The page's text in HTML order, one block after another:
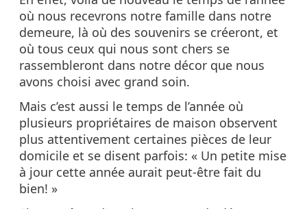
où nous recevrons notre famille dans notre
demeure, là où des souvenirs se créeront, et
où tous ceux qui nous sont chers se
rassembleront dans notre décor que nous
avons choisi avec grand soin.
Mais c’est aussi le temps de l’année où
plusieurs propriétaires de maison observent
plus attentivement certaines pièces de leur
domicile et se disent parfois: « Un petite mise
à jour cette année aurait peut-être fait du
bien! »